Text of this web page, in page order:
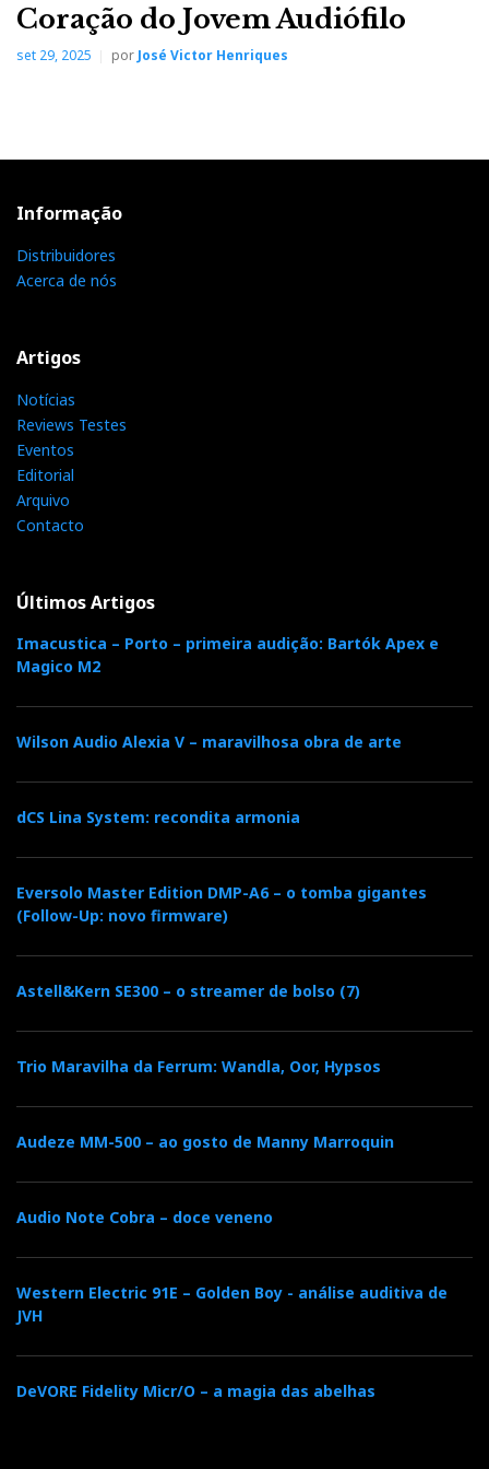
HIGH END 2026 — Vienna: Day Three — Photo
Highlights
Nota: veja o video em 4k full screen
HIGH END 2026 — Vienna: Day Four — Photo
Highlights
HIGH END 2026 — Vienna: Day Four — Video
Nota: veja o video em 4k full screen
Coração do Jovem Audiófilo
set 29, 2025 por José Victor Henriques
Informação
Distribuidores
Acerca de nós
Artigos
Notícias
Reviews Testes
Eventos
Editorial
Arquivo
Contacto
Últimos Artigos
Imacustica – Porto – primeira audição: Bartók Apex e
Magico M2
Wilson Audio Alexia V – maravilhosa obra de arte
dCS Lina System: recondita armonia
Eversolo Master Edition DMP-A6 – o tomba gigantes
(Follow-Up: novo firmware)
Astell&Kern SE300 – o streamer de bolso (7)
Trio Maravilha da Ferrum: Wandla, Oor, Hypsos
Audeze MM-500 – ao gosto de Manny Marroquin
Audio Note Cobra – doce veneno
Western Electric 91E – Golden Boy - análise auditiva de
JVH
DeVORE Fidelity Micr/O – a magia das abelhas